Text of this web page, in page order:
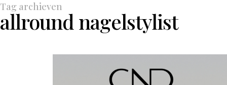
Tag archieven
allround nagelstylist